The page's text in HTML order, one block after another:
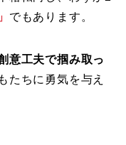
でもあります。
意工夫で掴み取っ
たちに勇気を与え